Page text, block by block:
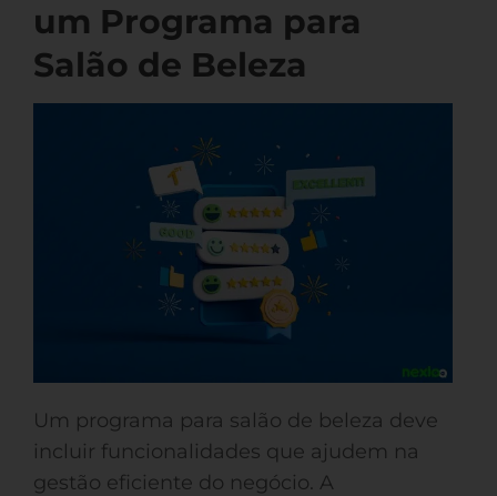
um Programa para
Salão de Beleza
Um programa para salão de beleza deve
incluir funcionalidades que ajudem na
gestão eficiente do negócio. A